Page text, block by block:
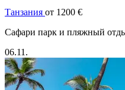
Танзания от 1200 €
Cафари парк и пляжный
06.11.